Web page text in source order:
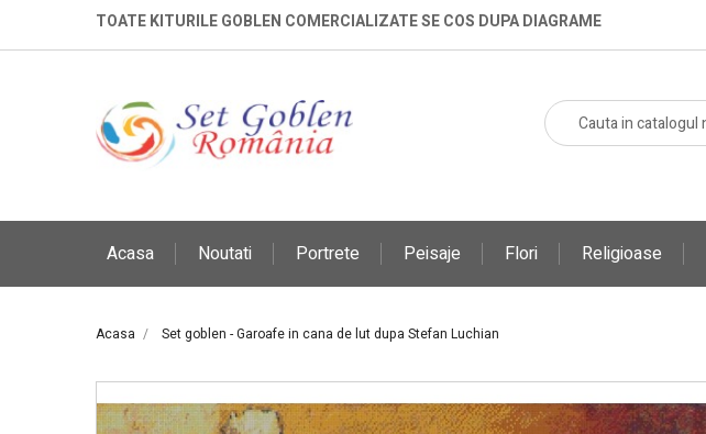
TOATE KITURILE GOBLEN COMERCIALIZATE SE COS DUPA DIAGRAME
Acasa Noutati Portrete Peisaje Flori Religioase
Acasa Set goblen - Garoafe in cana de lut dupa Stefan Luchian